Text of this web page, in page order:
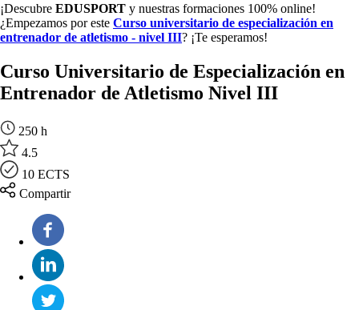
¡Descubre EDUSPORT y nuestras formaciones 100% online!
¿Empezamos por este Curso universitario de especialización en
entrenador de atletismo - nivel III? ¡Te esperamos!
Curso Universitario de Especialización en
Entrenador de Atletismo Nivel III
250 h
4.5
10 ECTS
Compartir